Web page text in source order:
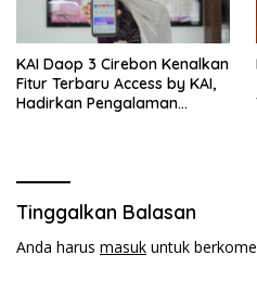
KAI Daop 3 Cirebon Kenalkan
Fitur Terbaru Access by KAI,
Hadirkan Pengalaman
Tinggalkan Balasan
Anda harus masuk untuk